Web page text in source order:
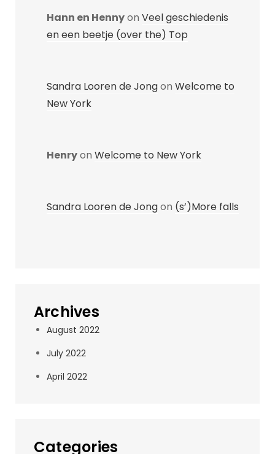
Hann en Hennyon Veel geschiedenis
en een beetje (over the) Top
Sandra Looren de Jongon Welcome to
New York
Henryon Welcome to New York
Sandra Looren de Jongon (s’)More falls
Archives
August 2022
July 2022
April 2022
Categories